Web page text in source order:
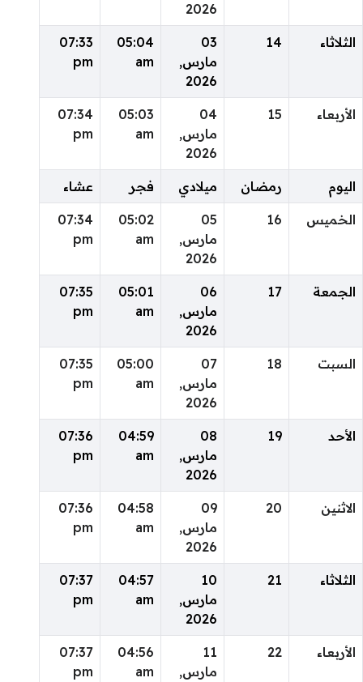
2026
الثلاثاء 14
03
مارس,
2026
05:04
am
07:33
pm
الأربعاء 15
04
مارس,
2026
05:03
am
07:34
pm
اليوم رمضان ميلادي فجر عشاء
الخميس 16
05
مارس,
2026
05:02
am
07:34
pm
الجمعة 17
06
مارس,
2026
05:01
am
07:35
pm
السبت 18
07
مارس,
2026
05:00
am
07:35
pm
الأحد 19
08
مارس,
2026
04:59
am
07:36
pm
الاثنين 20
09
مارس,
2026
04:58
am
07:36
pm
الثلاثاء 21
10
مارس,
2026
04:57
am
07:37
pm
الأربعاء 22
11
مارس,
04:56
am
07:37
pm